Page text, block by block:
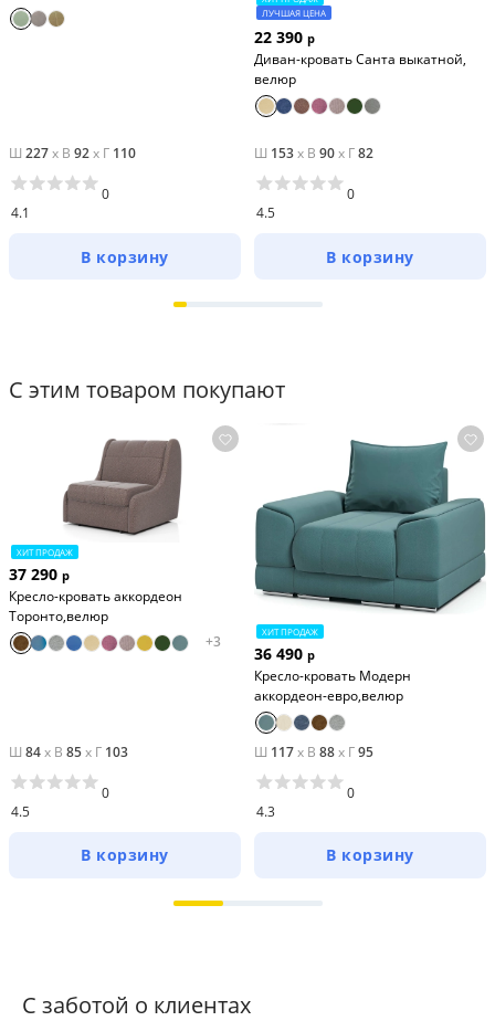
Ш 227x В 92x Г 110
4.1
0
В корзину
ЛУЧШАЯ ЦЕНА
22 390 р
Диван-кровать Санта выкатной,
велюр
Ш 153x В 90x Г82
4.5
0
В корзину
С этим товаром покупают
ХИТ ПРОДАЖ
37 290 р
Кресло-кровать аккордеон
Торонто,велюр
+3
Ш 84x В 85x Г 103
4.5
0
В корзину
ХИТ ПРОДАЖ
36 490 р
Кресло-кровать Модерн
аккордеон-евро,велюр
Ш 117x В 88x Г95
4.3
0
В корзину
С заботой о клиентах